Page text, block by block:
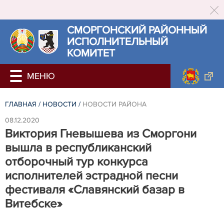
СМОРГОНСКИЙ РАЙОННЫЙ
ИСПОЛНИТЕЛЬНЫЙ
КОМИТЕТ
ГЛАВНАЯ / НОВОСТИ / НОВОСТИ РАЙОНА
08.12.2020
Виктория Гневышева из Сморгони
вышла в республиканский
отборочный тур конкурса
исполнителей эстрадной песни
фестиваля «Славянский базар в
Витебске»